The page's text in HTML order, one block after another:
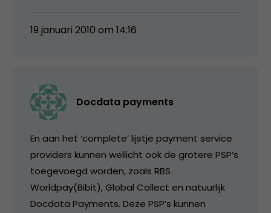
19 januari 2010 om 14:16
Docdata payments
En aan het ‘complete’ lijstje payment service
providers kunnen wellicht ook de grotere PSP’s
toegevoegd worden, zoals RBS
Worldpay(Bibit), Global Collect en natuurlijk
Docdata Payments. Deze PSP’s kunnen